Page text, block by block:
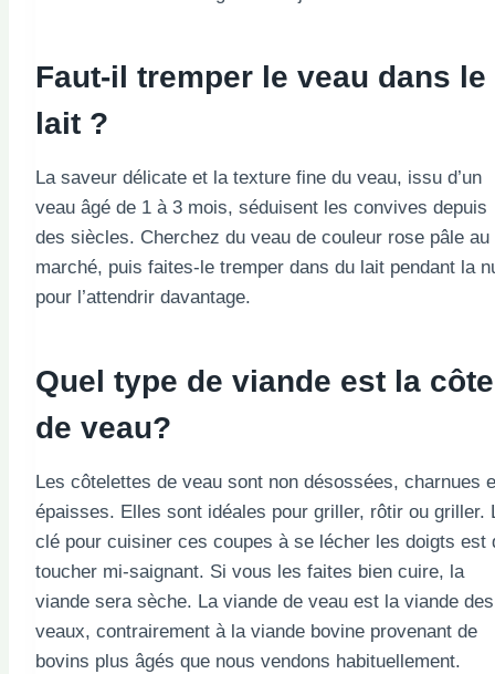
Faut-il tremper le veau dans le
lait ?
La saveur délicate et la texture fine du veau, issu d’un
veau âgé de 1 à 3 mois, séduisent les convives depuis
des siècles. Cherchez du veau de couleur rose pâle au
marché, puis faites-le tremper dans du lait pendant la
pour l’attendrir davantage.
Quel type de viande est la côte
de veau?
Les côtelettes de veau sont non désossées, charnues
épaisses. Elles sont idéales pour griller, rôtir ou griller.
clé pour cuisiner ces coupes à se lécher les doigts est
toucher mi-saignant. Si vous les faites bien cuire, la
viande sera sèche. La viande de veau est la viande des
veaux, contrairement à la viande bovine provenant de
bovins plus âgés que nous vendons habituellement.